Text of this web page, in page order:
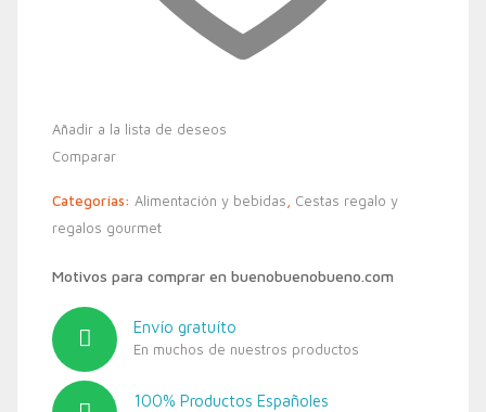
Añadir a la lista de deseos
Comparar
Categorías: Alimentación y bebidas
Cestas regalo y
regalos gourmet
Motivos para comprar en buenobuenobueno.com
Envío gratuíto
En muchos de nuestros productos
100% Productos Españoles